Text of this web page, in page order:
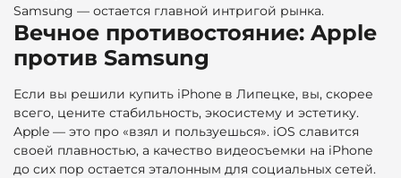
Samsung — остается главной интригой рынка.
Вечное противостояние: Apple
против Samsung
Если вы решили купить iPhone в Липецке, вы, скорее
всего, цените стабильность, экосистему и эстетику.
Apple — это про «взял и пользуешься». iOS славится
своей плавностью, а качество видеосъемки на iPhone
до сих пор остается эталонным для социальных сетей.